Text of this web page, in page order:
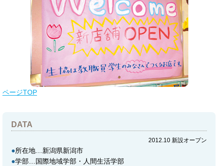
ページTOP
DATA
2012.10 新設オープン
●所在地…新潟県新潟市
●学部…国際地域学部・人間生活学部